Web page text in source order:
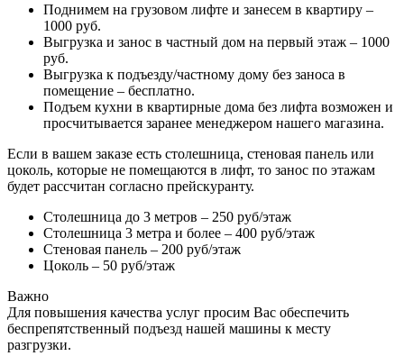
Поднимем на грузовом лифте и занесем в квартиру –
1000 руб.
Выгрузка и занос в частный дом на первый этаж – 1000
руб.
Выгрузка к подъезду/частному дому без заноса в
помещение – бесплатно.
Подъем кухни в квартирные дома без лифта возможен и
просчитывается заранее менеджером нашего магазина.
Если в вашем заказе есть столешница, стеновая панель или
цоколь, которые не помещаются в лифт, то занос по этажам
будет рассчитан согласно прейскуранту.
Столешница до 3 метров – 250 руб/этаж
Столешница 3 метра и более – 400 руб/этаж
Стеновая панель – 200 руб/этаж
Цоколь – 50 руб/этаж
Важно
Для повышения качества услуг просим Вас обеспечить
беспрепятственный подъезд нашей машины к месту
разгрузки.